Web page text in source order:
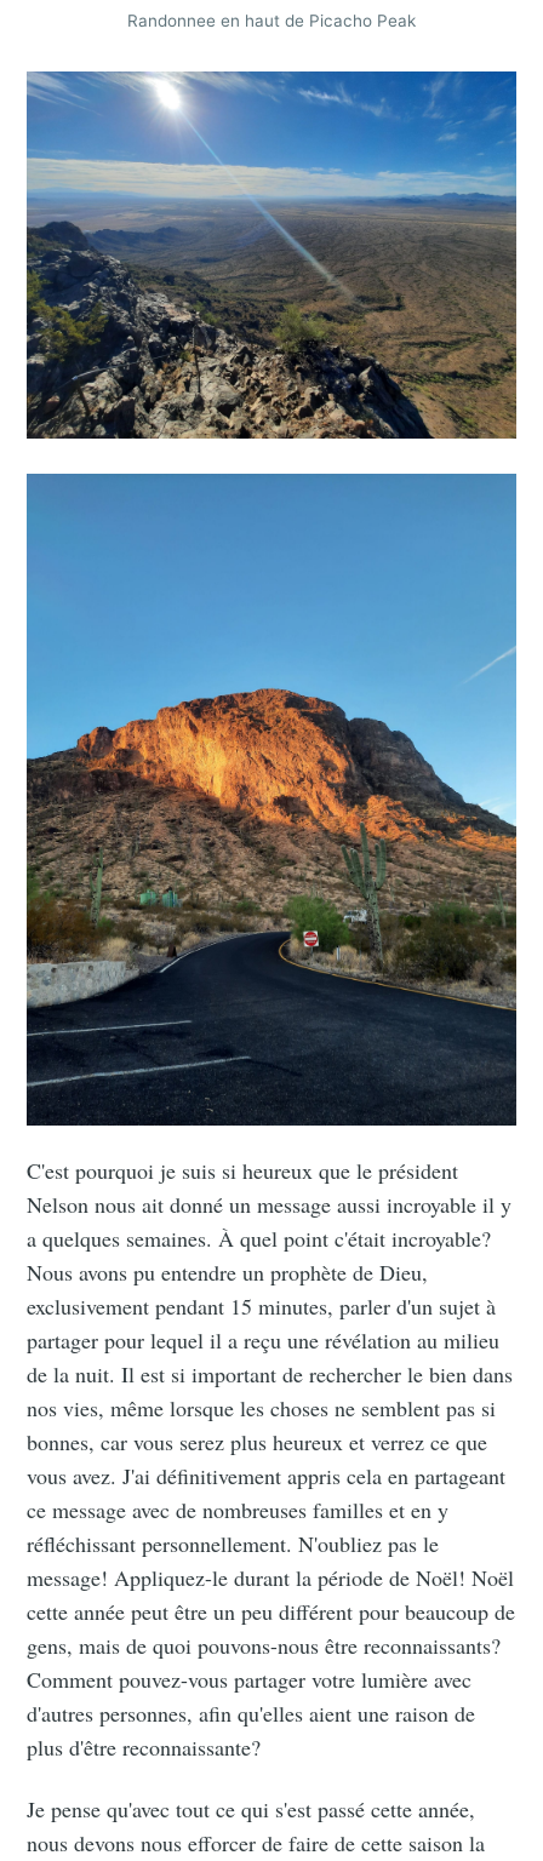
Randonnee en haut de Picacho Peak
C'est pourquoi je suis si heureux que le président
Nelson nous ait donné un message aussi incroyable il y
a quelques semaines. À quel point c'était incroyable?
Nous avons pu entendre un prophète de Dieu,
exclusivement pendant 15 minutes, parler d'un sujet à
partager pour lequel il a reçu une révélation au milieu
de la nuit. Il est si important de rechercher le bien dans
nos vies, même lorsque les choses ne semblent pas si
bonnes, car vous serez plus heureux et verrez ce que
vous avez. J'ai définitivement appris cela en partageant
ce message avec de nombreuses familles et en y
réfléchissant personnellement. N'oubliez pas le
message! Appliquez-le durant la période de Noël! Noël
cette année peut être un peu différent pour beaucoup de
gens, mais de quoi pouvons-nous être reconnaissants?
Comment pouvez-vous partager votre lumière avec
d'autres personnes, afin qu'elles aient une raison de
plus d'être reconnaissante?
Je pense qu'avec tout ce qui s'est passé cette année,
nous devons nous efforcer de faire de cette saison la